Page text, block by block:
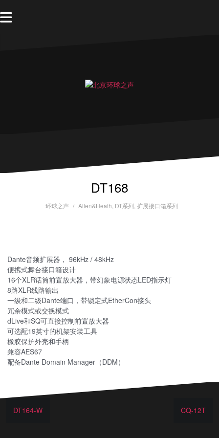
DT168
环球之声 Allen&Heath DT系列 扩展接口箱系列
Dante音频扩展器， 96kHz / 48kHz
便携式舞台接口箱设计
16个XLR话筒前置放大器，带幻象电源状态LED指示灯
8路XLR线路输出
一级和二级Dante端口，带锁定式EtherCon接头
冗余模式或交换模式
dLive和SQ可直接控制前置放大器
可选配19英寸的机架安装工具
橡胶保护外壳和手柄
兼容AES67
配备Dante Domain Manager（DDM）
DT164-W CQ-12T